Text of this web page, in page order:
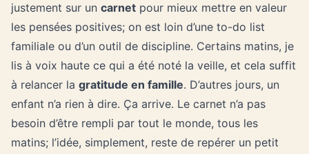
justement sur un carnet pour mieux mettre en valeur
les pensées positives; on est loin d’une to-do list
familiale ou d’un outil de discipline. Certains matins, je
lis à voix haute ce qui a été noté la veille, et cela suffit
à relancer la gratitude en famille. D’autres jours, un
enfant n’a rien à dire. Ça arrive. Le carnet n’a pas
besoin d’être rempli par tout le monde, tous les
matins; l’idée, simplement, reste de repérer un petit